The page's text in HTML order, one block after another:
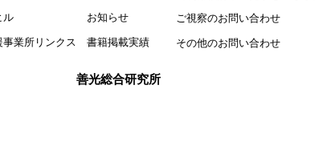
ル
業所リンクス
お知らせ
書籍掲載実績
善光総合研究所
ご視察のお問い合わせ
その他のお問い合わせ